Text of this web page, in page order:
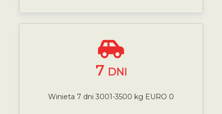
7 DNI
Winieta 7 dni 3001-3500 kg EURO 0